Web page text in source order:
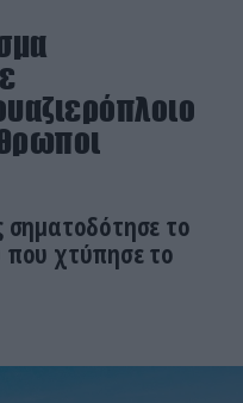
σηματοδότησε το
που χτύπησε το